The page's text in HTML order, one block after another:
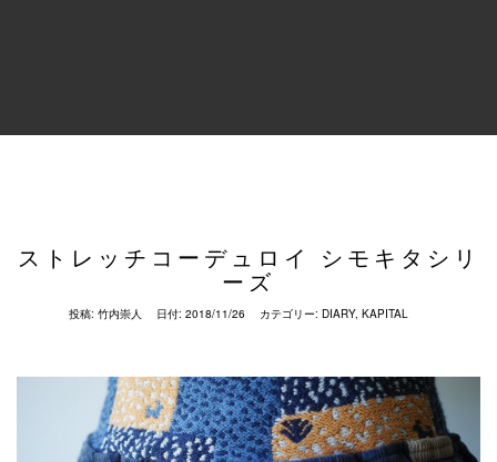
ストレッチコーデュロイ シモキタシリ
ーズ
投稿: 竹内崇人 日付: 2018/11/26 カテゴリー: DIARY, KAPITAL